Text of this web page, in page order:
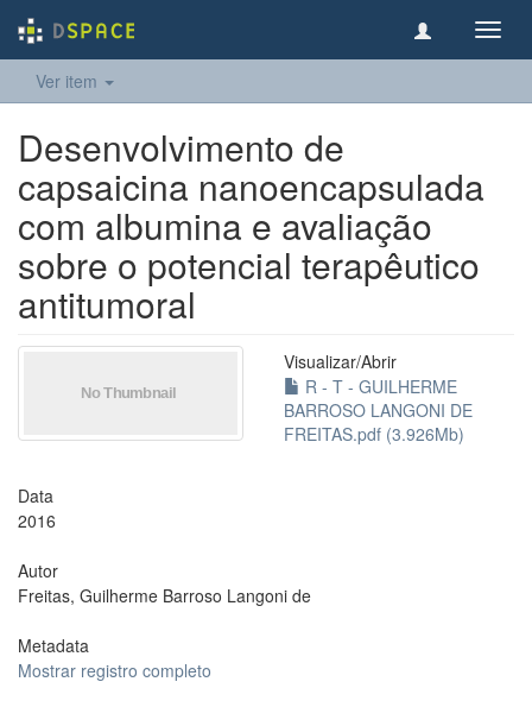
Ver item
Desenvolvimento de
capsaicina nanoencapsulada
com albumina e avaliação
sobre o potencial terapêutico
antitumoral
Visualizar/Abrir
R - T - GUILHERME
BARROSO LANGONI DE
FREITAS.pdf (3.926Mb)
Data
2016
Autor
Freitas, Guilherme Barroso Langoni de
Metadata
Mostrar registro completo